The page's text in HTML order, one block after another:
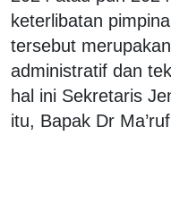
keterlibatan
tersebut
administratif dan
hal ini Sekretaris
itu, Bapak Dr